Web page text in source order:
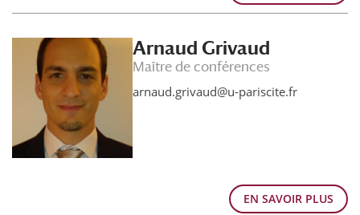
Arnaud Grivaud
Maître de conférences
arnaud.grivaud@u-pariscite.fr
EN SAVOIR PLUS